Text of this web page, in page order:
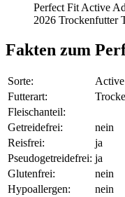
Perfect Fit Active
2026 Trockenfutter
Fakten zum
Sorte:
Futterart:
Fleischanteil:
Getreidefrei:
nein
Reisfrei:
ja
Pseudogetreidefrei: ja
Glutenfrei:
nein
Hypoallergen:
nein